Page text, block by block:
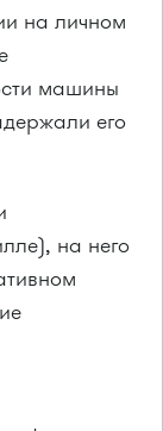
на личном
машины
его
на него